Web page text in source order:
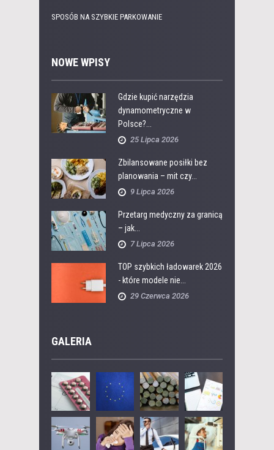
SPOSÓB NA SZYBKIE PARKOWANIE
NOWE WPISY
Gdzie kupić narzędzia
dynamometryczne w
Polsce?...
25 Lipca 2026
Zbilansowane posiłki bez
planowania – mit czy...
9 Lipca 2026
Przetarg medyczny za granicą
– jak...
7 Lipca 2026
TOP szybkich ładowarek 2026
- które modele nie...
29 Czerwca 2026
GALERIA